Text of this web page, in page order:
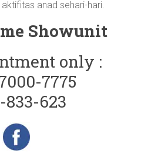
anad sehari-hari.
Showunit
only :
7775
833-623